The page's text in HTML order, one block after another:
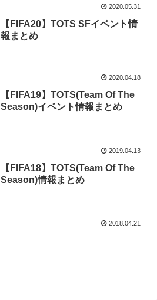
2020.05.31
【FIFA20】TOTS SFイベント情
報まとめ
2020.04.18
【FIFA19】TOTS(Team Of The
Season)イベント情報まとめ
2019.04.13
【FIFA18】TOTS(Team Of The
Season)情報まとめ
2018.04.21